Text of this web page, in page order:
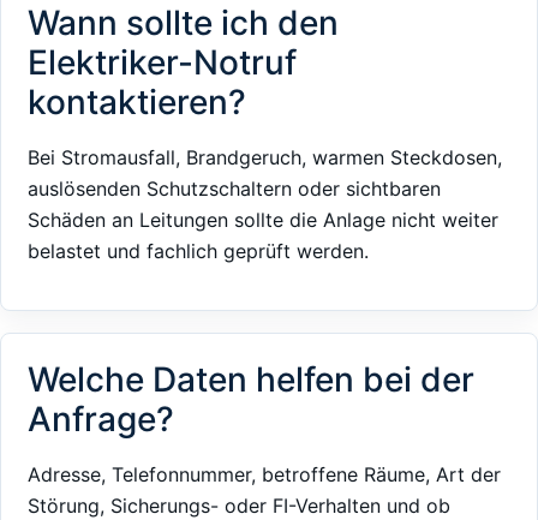
Wann sollte ich den
Elektriker-Notruf
kontaktieren?
Bei Stromausfall, Brandgeruch, warmen Steckdosen,
auslösenden Schutzschaltern oder sichtbaren
Schäden an Leitungen sollte die Anlage nicht weiter
belastet und fachlich geprüft werden.
Welche Daten helfen bei der
Anfrage?
Adresse, Telefonnummer, betroffene Räume, Art der
Störung, Sicherungs- oder FI-Verhalten und ob